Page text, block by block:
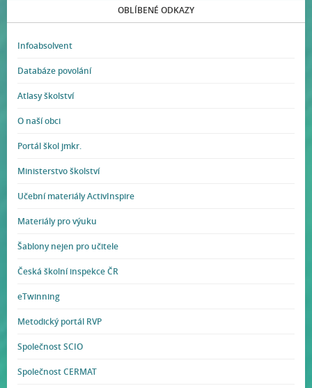
OBLÍBENÉ ODKAZY
Infoabsolvent
Databáze povolání
Atlasy školství
O naší obci
Portál škol jmkr.
Ministerstvo školství
Učební materiály ActivInspire
Materiály pro výuku
Šablony nejen pro učitele
Česká školní inspekce ČR
eTwinning
Metodický portál RVP
Společnost SCIO
Společnost CERMAT